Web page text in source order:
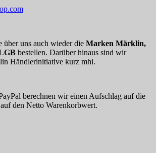
über uns auch wieder die Marken Märklin,
bestellen. Darüber hinaus sind wir
Händlerinitiative kurz mhi.
berechnen wir einen Aufschlag auf die
den Netto Warenkorbwert.